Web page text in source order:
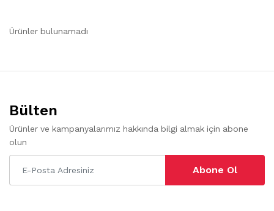
Ürünler bulunamadı
Bülten
Ürünler ve kampanyalarımız hakkında bilgi almak için abone
olun
Abone Ol